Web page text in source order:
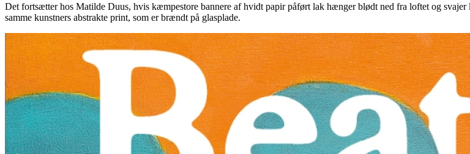
Det fortsætter hos Matilde Duus, hvis kæmpestore bannere af hvidt papir påført lak hænger blødt ned fra loftet og
samme kunstners abstrakte print, som er brændt på glasplade.